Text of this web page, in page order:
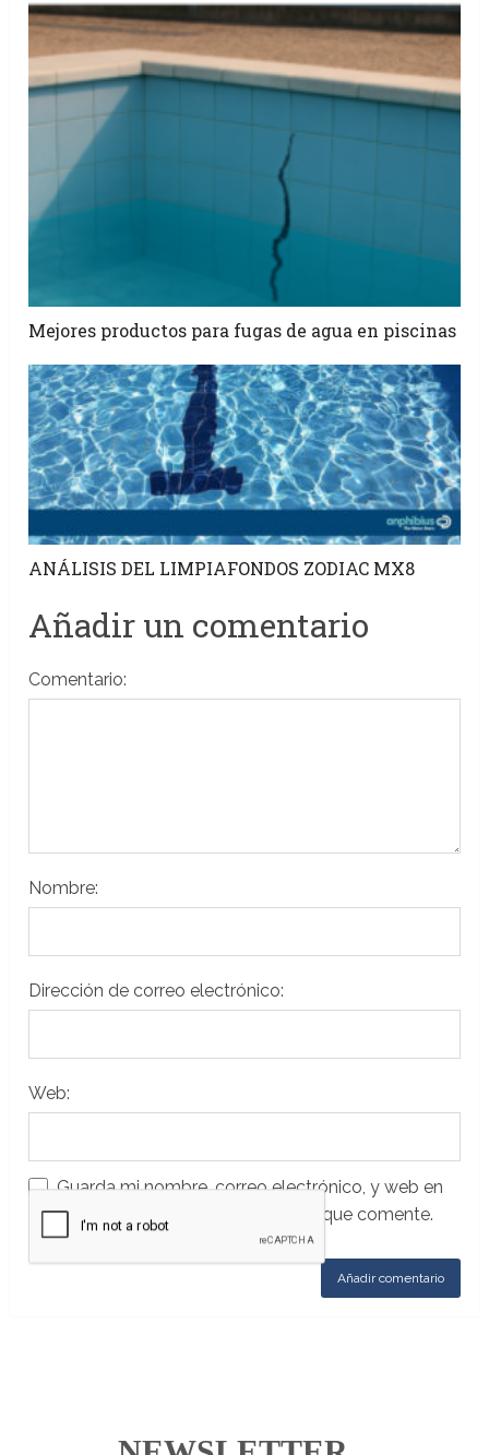
Mejores productos para fugas de agua en piscinas
ANÁLISIS DEL LIMPIAFONDOS ZODIAC MX8
Añadir un comentario
Comentario:
Nombre:
Dirección de correo electrónico:
Web:
Guarda mi nombre, correo electrónico, y web en
este navegador para la próxima vez que comente.